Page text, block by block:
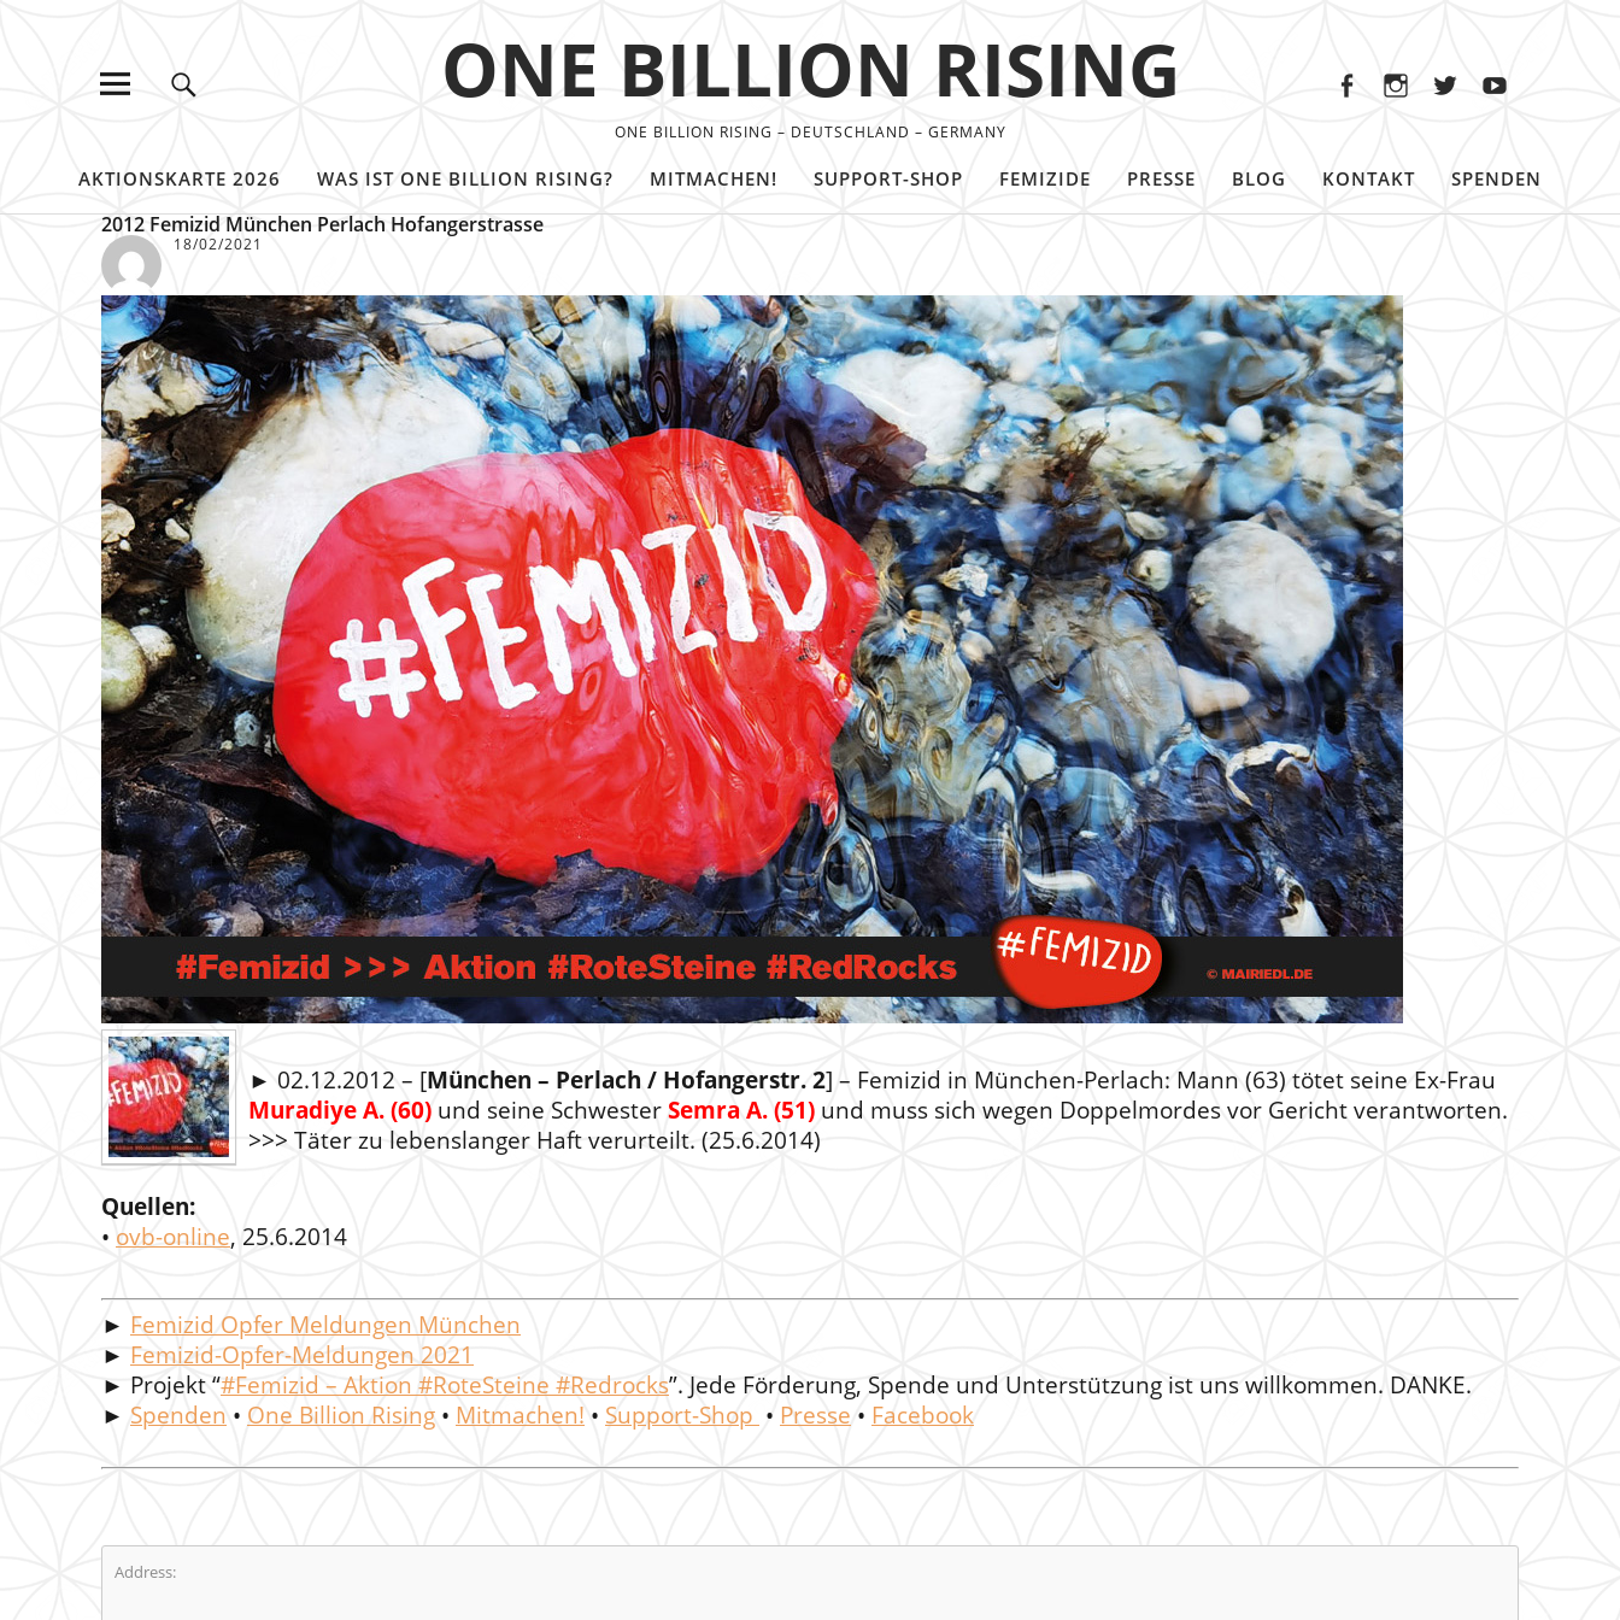
ONE BILLION RISING
ONE BILLION RISING – DEUTSCHLAND – GERMANY
AKTIONSKARTE 2026 WAS IST ONE BILLION RISING? MITMACHEN! SUPPORT-SHOP FEMIZIDE PRESSE BLOG KONTAKT SPENDEN
2012 Femizid München Perlach Hofangerstrasse
18/02/2021
► 02.12.2012 – [München – Perlach / Hofangerstr. 2] – Femizid in München-Perlach: Mann (63) tötet seine Ex-Frau
Muradiye A. (60) und seine SchwesterSemra A. (51) und muss sich wegen Doppelmordes vor Gericht verantworten.
>>> Täter zu lebenslanger Haft verurteilt. (25.6.2014)
Quellen:
• ovb-online, 25.6.2014
► Femizid Opfer Meldungen München
► Femizid-Opfer-Meldungen 2021
► Projekt “#Femizid – Aktion #RoteSteine #Redrocks”. Jede Förderung, Spende und Unterstützung ist uns willkommen. DANKE.
► Spenden • One Billion Rising • Mitmachen! • Support-Shop • Presse • Facebook
Address: